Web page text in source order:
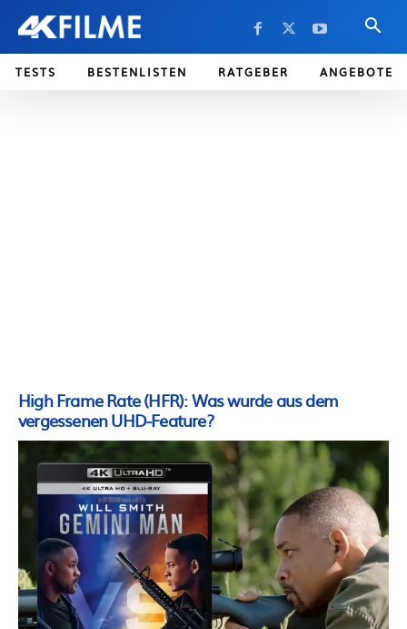
TESTS BESTENLISTEN RATGEBER ANGEBOTE
High Frame Rate (HFR): Was wurde aus dem
vergessenen UHD-Feature?